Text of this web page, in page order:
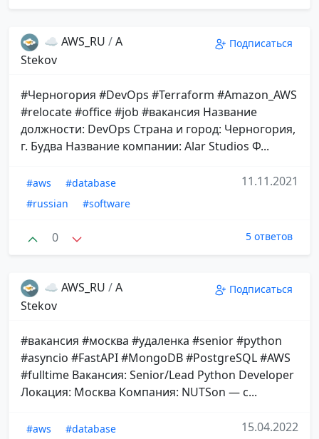
☁️ AWS_RU /A
Stekov
Подписаться
#Черногория #DevOps #Terraform #Amazon_AWS
#relocate #office #job #вакансия Название
должности: DevOps Страна и город: Черногория,
г. Будва Название компании: Alar Studios Ф...
#aws
#database
#russian
#software
11.11.2021
0 5 ответов
☁️ AWS_RU /A
Stekov
Подписаться
#вакансия #москва #удаленка #senior #python
#asyncio #FastAPI #MongoDB #PostgreSQL #AWS
#fulltime Вакансия: Senior/Lead Python Developer
Локация: Москва Компания: NUTSon — с...
#aws #database 15.04.2022